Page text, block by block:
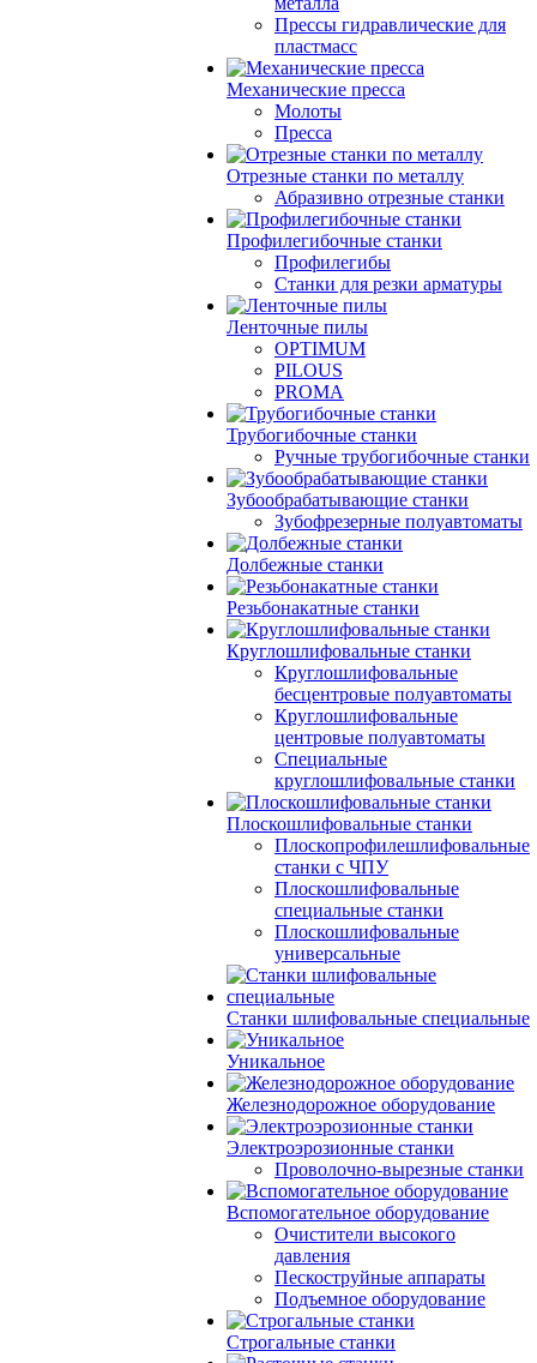
Прессы гидравлические для
пластмасс
Механические пресса
Молоты
Пресса
Отрезные станки по металлу
Абразивно отрезные станки
Профилегибочные станки
Профилегибы
Станки для резки арматуры
Ленточные пилы
OPTIMUM
PILOUS
PROMA
Трубогибочные станки
Ручные трубогибочные станки
Зубообрабатывающие станки
Зубофрезерные полуавтоматы
Долбежные станки
Резьбонакатные станки
Круглошлифовальные станки
Круглошлифовальные
бесцентровые полуавтоматы
Круглошлифовальные
центровые полуавтоматы
Специальные
круглошлифовальные станки
Плоскошлифовальные станки
Плоскопрофилешлифовальные
станки с ЧПУ
Плоскошлифовальные
специальные станки
Плоскошлифовальные
универсальные
Станки шлифовальные специальные
Уникальное
Железнодорожное оборудование
Электроэрозионные станки
Проволочно-вырезные станки
Вспомогательное оборудование
Очистители высокого
давления
Пескоструйные аппараты
Подъемное оборудование
Строгальные станки